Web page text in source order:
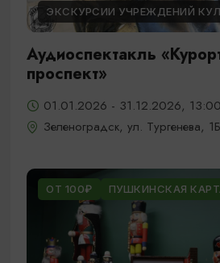
ЭКСКУРСИИ УЧРЕЖДЕНИЙ
Аудиоспектакль
проспект»
01.01.2026 - 31.12.2026, 13:00
Зеленоградск, ул. Тургенева, 1Б
ОТ 100₽ ПУШКИНСКАЯ